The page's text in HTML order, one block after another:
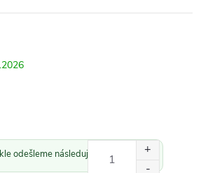
odešleme následující pracovní den.